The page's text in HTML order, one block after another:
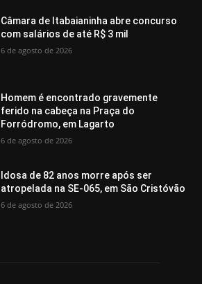
Câmara de Itabaianinha abre concurso
com salários de até R$ 3 mil
6 de agosto de 2026
Homem é encontrado gravemente
ferido na cabeça na Praça do
Forródromo, em Lagarto
6 de agosto de 2026
Idosa de 82 anos morre após ser
atropelada na SE-065, em São Cristóvão
6 de agosto de 2026